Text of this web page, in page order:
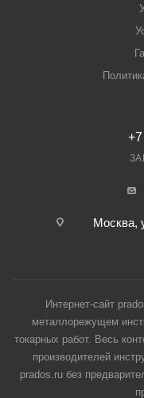
Москва,
Интернет-сайт
металлорежущем
токарных работ. Весь
производителей
prados.ru без